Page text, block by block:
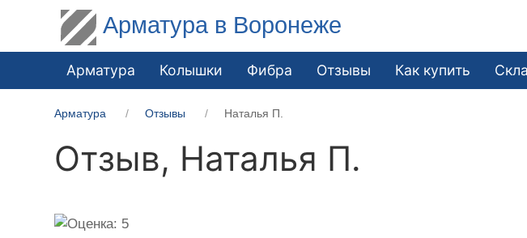
Арматура в Воронеже
Арматура Колышки Фибра Отзывы Как купить
Арматура Отзывы Наталья П.
Отзыв, Наталья П.